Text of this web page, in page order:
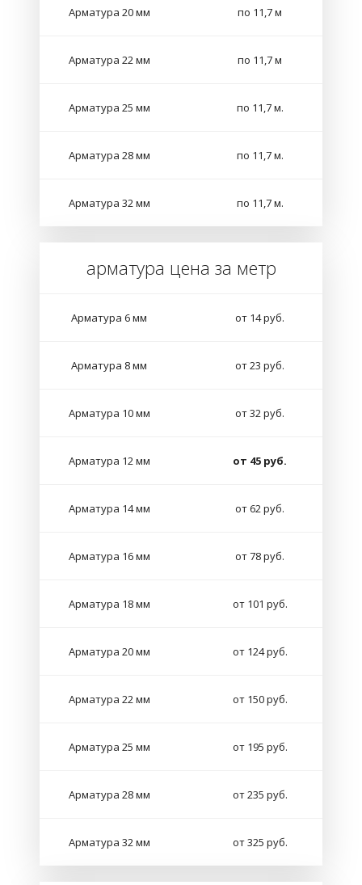
Арматура 20 мм по 11,7 м
Арматура 22 мм по 11,7 м
Арматура 25 мм по 11,7 м.
Арматура 28 мм по 11,7 м.
Арматура 32 мм по 11,7 м.
арматура цена за метр
Арматура 6 мм от 14 руб.
Арматура 8 мм от 23 руб.
Арматура 10 мм от 32 руб.
Арматура 12 мм от 45 руб.
Арматура 14 мм от 62 руб.
Арматура 16 мм от 78 руб.
Арматура 18 мм от 101 руб.
Арматура 20 мм от 124 руб.
Арматура 22 мм от 150 руб.
Арматура 25 мм от 195 руб.
Арматура 28 мм от 235 руб.
Арматура 32 мм от 325 руб.